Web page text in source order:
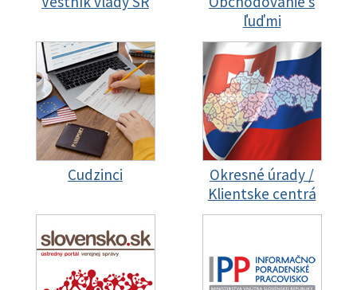
ľuďmi
Cudzinci
Okresné úrady /
Klientske centrá